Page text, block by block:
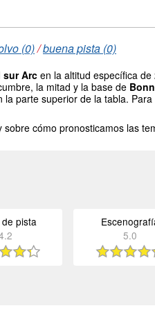
(0)/buena pista (0)
sur Arc en la altitud específica
la mitad y la base de
parte superior de la tabla.
cómo pronosticamos las
pista
5.0